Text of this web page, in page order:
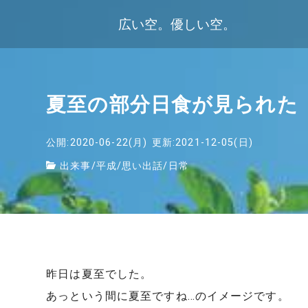
広い空。優しい空。
夏至の部分日食が見られた
公開:2020-06-22(月) 更新:2021-12-05(日)
出来事/平成/思い出話/ 日常
昨日は夏至でした。
あっという間に夏至ですね…のイメージです。